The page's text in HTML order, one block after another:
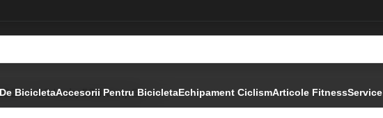
BicicletaAccesorii Pentru BicicletaEchipament CiclismArticole FitnessService
– 28 Inch, 530mm, Gri